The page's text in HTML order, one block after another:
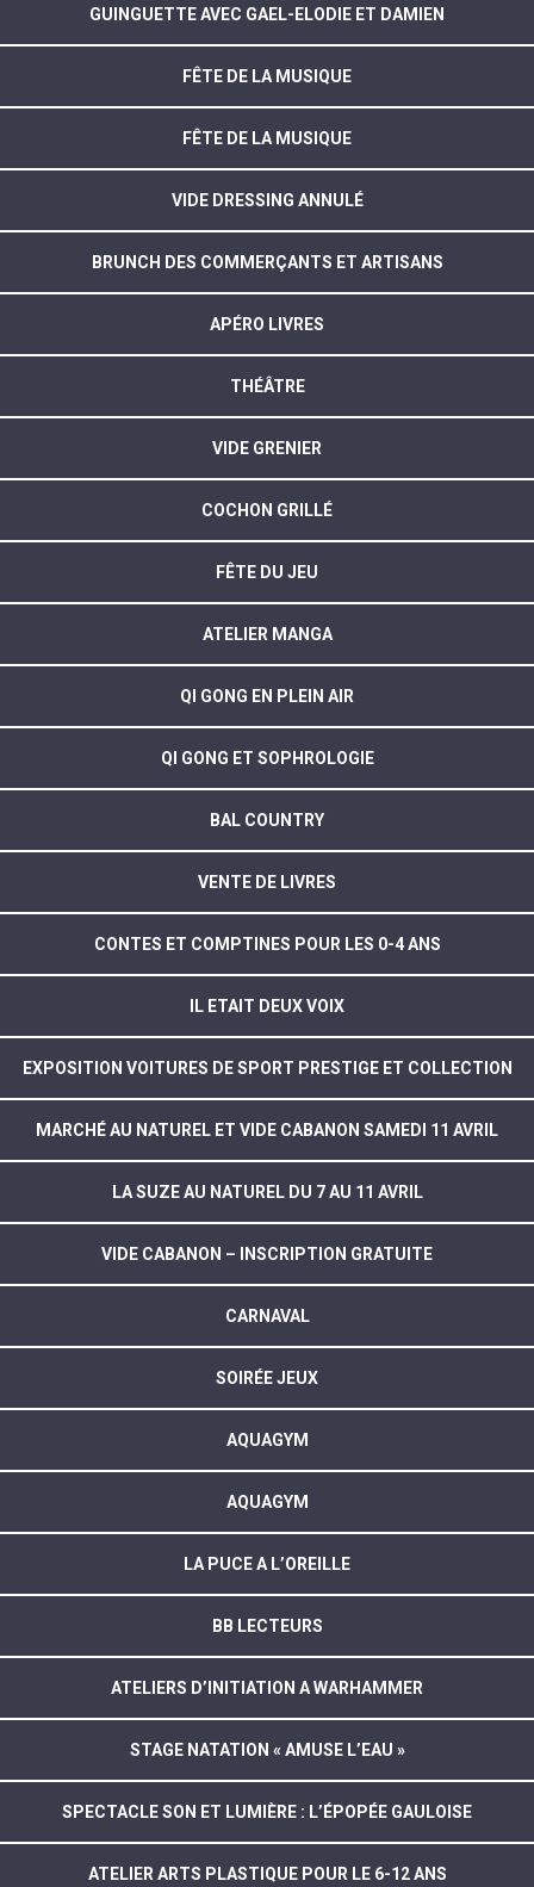
GUINGUETTE AVEC GAEL-ELODIE ET DAMIEN
FÊTE DE LA MUSIQUE
FÊTE DE LA MUSIQUE
VIDE DRESSING ANNULÉ
BRUNCH DES COMMERÇANTS ET ARTISANS
APÉRO LIVRES
THÉÂTRE
VIDE GRENIER
COCHON GRILLÉ
FÊTE DU JEU
ATELIER MANGA
QI GONG EN PLEIN AIR
QI GONG ET SOPHROLOGIE
BAL COUNTRY
VENTE DE LIVRES
CONTES ET COMPTINES POUR LES 0-4 ANS
IL ETAIT DEUX VOIX
EXPOSITION VOITURES DE SPORT PRESTIGE ET COLLECTION
MARCHÉ AU NATUREL ET VIDE CABANON SAMEDI 11 AVRIL
LA SUZE AU NATUREL DU 7 AU 11 AVRIL
VIDE CABANON – INSCRIPTION GRATUITE
CARNAVAL
SOIRÉE JEUX
AQUAGYM
AQUAGYM
LA PUCE A L’OREILLE
BB LECTEURS
ATELIERS D’INITIATION A WARHAMMER
STAGE NATATION « AMUSE L’EAU »
SPECTACLE SON ET LUMIÈRE : L’ÉPOPÉE GAULOISE
ATELIER ARTS PLASTIQUE POUR LE 6-12 ANS